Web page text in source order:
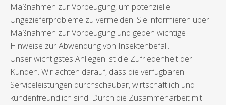
Maßnahmen zur Vorbeugung, um potenzielle
Ungezieferprobleme zu vermeiden. Sie informieren über
Maßnahmen zur Vorbeugung und geben wichtige
Hinweise zur Abwendung von Insektenbefall.
Unser wichtigstes Anliegen ist die Zufriedenheit der
Kunden. Wir achten darauf, dass die verfügbaren
Serviceleistungen durchschaubar, wirtschaftlich und
kundenfreundlich sind. Durch die Zusammenarbeit mit